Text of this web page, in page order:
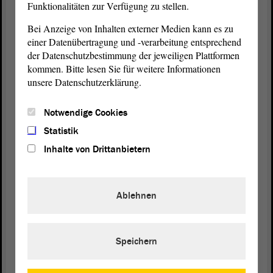
Dann hat Herrn Scharfenort das Wort. - Bitte sehr.
Jan Scharfenort (AfD):
Danke. - Herr Dr. Schmidt, ich freue mich, dass Sie
anerkennen. Das haben Sie ja eben mit einem
Teilaspekt berichtet.
Abschreibung, also des Aufzeigens des
kommen kann. Insofern bedanke ich mich.
Funktionalitäten zur Verfügung zu stellen.
Bei Anzeige von Inhalten externer Medien kann es zu
einer Datenübertragung und -verarbeitung entsprechend
der Datenschutzbestimmung der jeweiligen Plattformen
kommen. Bitte lesen Sie für weitere Informationen
unsere Datenschutzerklärung.
Notwendige Cookies
Statistik
Inhalte von Drittanbietern
Ablehnen
Speichern